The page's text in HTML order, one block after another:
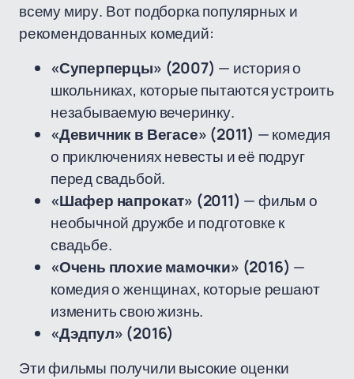
всему миру. Вот подборка популярных и
рекомендованных комедий:
«Суперперцы» (2007) — история о
школьниках, которые пытаются устроить
незабываемую вечеринку.
«Девичник в Вегасе» (2011) — комедия
о приключениях невесты и её подруг
перед свадьбой.
«Шафер напрокат» (2011) — фильм о
необычной дружбе и подготовке к
свадьбе.
«Очень плохие мамочки» (2016) —
комедия о женщинах, которые решают
изменить свою жизнь.
«Дэдпул» (2016)
Эти фильмы получили высокие оценки